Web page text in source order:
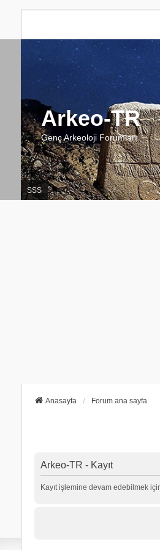
Arkeo-TR
Genç Arkeoloji Forumları
SSS
Anasayfa Forum ana sayfa
Arkeo-TR - Kayıt
Kayıt işlemine devam edebilmek